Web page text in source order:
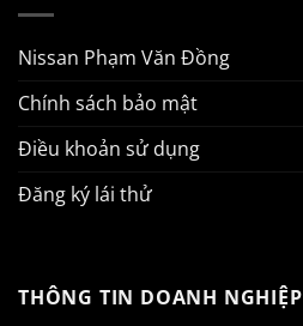
Nissan Phạm Văn Đồng
Chính sách bảo mật
Điều khoản sử dụng
Đăng ký lái thử
THÔNG TIN DOANH NGHIỆP